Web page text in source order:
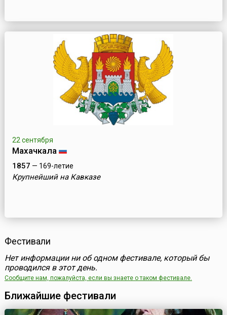
22 сентября
Махачкала
1857 — 169-летие
Крупнейший на Кавказе
Фестивали
Нет информации ни об одном фестивале, который бы
проводился в этот день.
Сообщите нам, пожалуйста, если вы знаете о таком фестивале.
Ближайшие фестивали